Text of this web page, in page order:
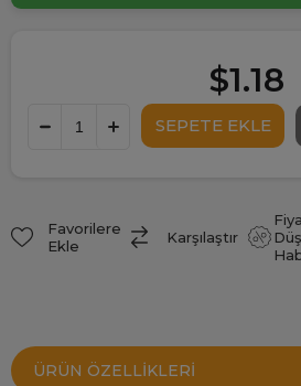
$1.18
Favorilere
Ekle
Karşılaştır
ÜRÜN ÖZELLIKLERI